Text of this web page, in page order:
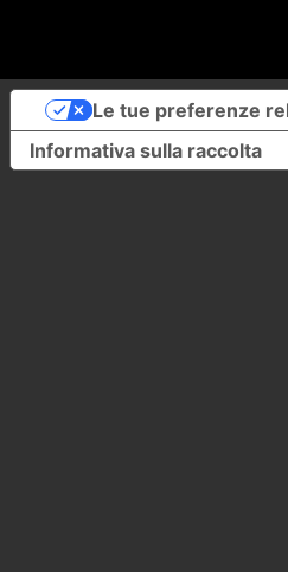
Informativa sulla raccolta
Le tue preferenze